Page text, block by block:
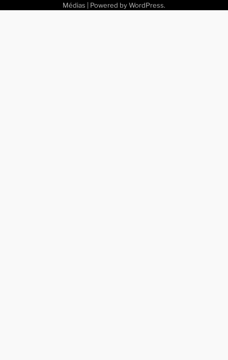
Médias | Powered by WordPress.